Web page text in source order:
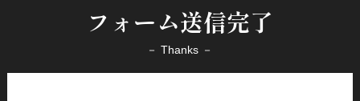
フォーム送信完了
－ Thanks －